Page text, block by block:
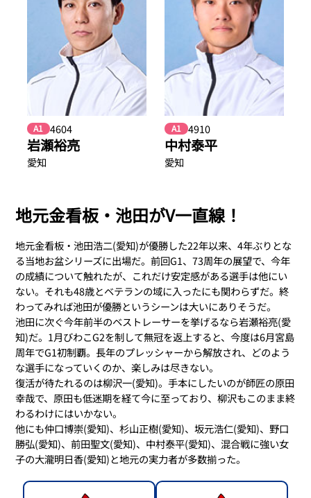
A1 4604
岩瀬裕亮
愛知
A1 4910
中村泰平
愛知
地元金看板・池田がV一直線！
地元金看板・池田浩二(愛知)が優勝した22年以来、4年ぶりとな
る当地お盆シリーズに出場だ。前回G1、73周年の展望で、今年
の成績について触れたが、これだけ安定感がある選手は他にい
ない。それも48歳とベテランの域に入ったにも関わらずだ。終
わってみれば池田が優勝というシーンは大いにありそうだ。
池田に次ぐ今年前半のベストレーサーを挙げるなら岩瀬裕亮(愛
知)だ。1月びわこG2を制して無冠を返上すると、今度は6月宮島
周年でG1初制覇。長年のプレッシャーから解放され、どのよう
な選手になっていくのか、楽しみは尽きない。
復活が待たれるのは柳沢一(愛知)。手本にしたいのが師匠の原田
幸哉で、原田も低迷期を経て今に至っており、柳沢もこのまま終
わるわけにはいかない。
他にも仲口博崇(愛知)、杉山正樹(愛知)、坂元浩仁(愛知)、野口
勝弘(愛知)、前田聖文(愛知)、中村泰平(愛知)、混合戦に強い女
子の大瀧明日香(愛知)と地元の実力者が多数揃った。